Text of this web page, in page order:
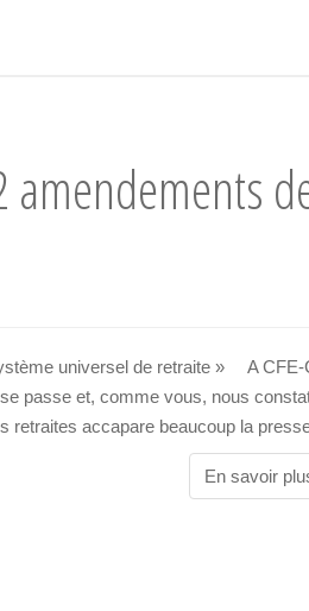
amendements
universel de retraite » A CFE-
passe et, comme vous, nous
retraites accapare beaucoup la
En savoir